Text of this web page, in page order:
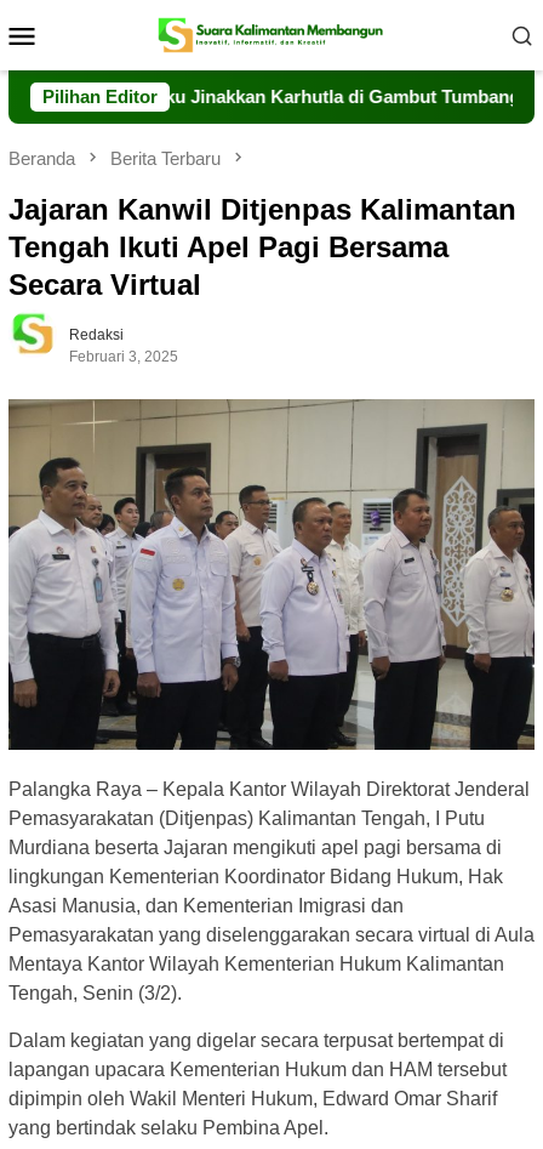
ke
Mobile
Pilihan Editor
Berjibaku Jinakkan Karhutla di Gambut Tumbang Nusa
Beranda Berita Terbaru
Jajaran Kanwil Ditjenpas Kalimantan
Tengah Ikuti Apel Pagi Bersama
Secara Virtual
Redaksi
Februari 3, 2025
Palangka Raya – Kepala Kantor Wilayah Direktorat Jenderal
Pemasyarakatan (Ditjenpas) Kalimantan Tengah, I Putu
Murdiana beserta Jajaran mengikuti apel pagi bersama di
lingkungan Kementerian Koordinator Bidang Hukum, Hak
Asasi Manusia, dan Kementerian Imigrasi dan
Pemasyarakatan yang diselenggarakan secara virtual di Aula
Mentaya Kantor Wilayah Kementerian Hukum Kalimantan
Tengah, Senin (3/2).
Dalam kegiatan yang digelar secara terpusat bertempat di
lapangan upacara Kementerian Hukum dan HAM tersebut
dipimpin oleh Wakil Menteri Hukum, Edward Omar Sharif
yang bertindak selaku Pembina Apel.